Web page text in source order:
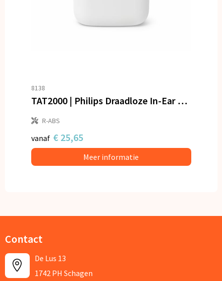
8138
TAT2000 | Philips Draadloze In-Ear Oordopjes
R-ABS
vanaf € 25,65
Meer informatie
Contact
De Lus 13
1742 PH Schagen